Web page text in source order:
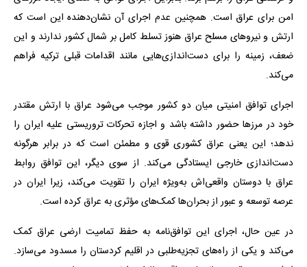
امن برای عراق است. همچنین عدم اجرای آن نشان‌دهنده این است که
ارتش و نیروهای مسلح عراق هنوز تسلط کامل بر شمال کشور ندارند و این
ضعف، زمینه را برای دست‌اندازی‌هایی مانند اقدامات قبلی ترکیه فراهم
می‌کند.
اجرای توافق امنیتی میان دو کشور موجب می‌شود عراق با ارتش مقتدر
خود در مرزها حضور داشته باشد و اجازه تحرکات تروریستی علیه ایران را
ندهد؛ این یعنی عراق کشوری قوی و مطمئن است که در برابر هرگونه
دست‌اندازی خارجی ایستادگی می‌کند. از سوی دیگر، این توافق روابط
عراق با دوستان واقعی‌اش به‌ویژه ایران را تقویت می‌کند، زیرا ایران در
عرصه توسعه و عبور از بحران‌ها کمک‌های مؤثری به عراق کرده است.
در عین حال، اجرای این توافق‌نامه به حفظ تمامیت ارضی عراق کمک
می‌کند و یکی از راه‌های تجزیه‌طلبی در اقلیم کردستان را مسدود می‌سازد.